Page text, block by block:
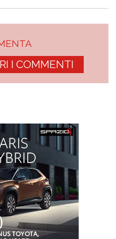
I COMMENTI